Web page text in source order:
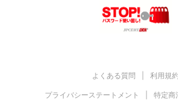
よくある質問 利用規約
プライバシーステートメント 特定商